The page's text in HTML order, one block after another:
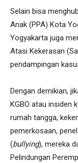
Selain bisa
Anak (PPA) Kota
Yogyakarta juga
Atasi Kekerasan
pendampingan
Dengan demikian,
KGBO atau insiden
rumah tangga,
pemerkosaan,
(bullying), mereka
Pelindungan